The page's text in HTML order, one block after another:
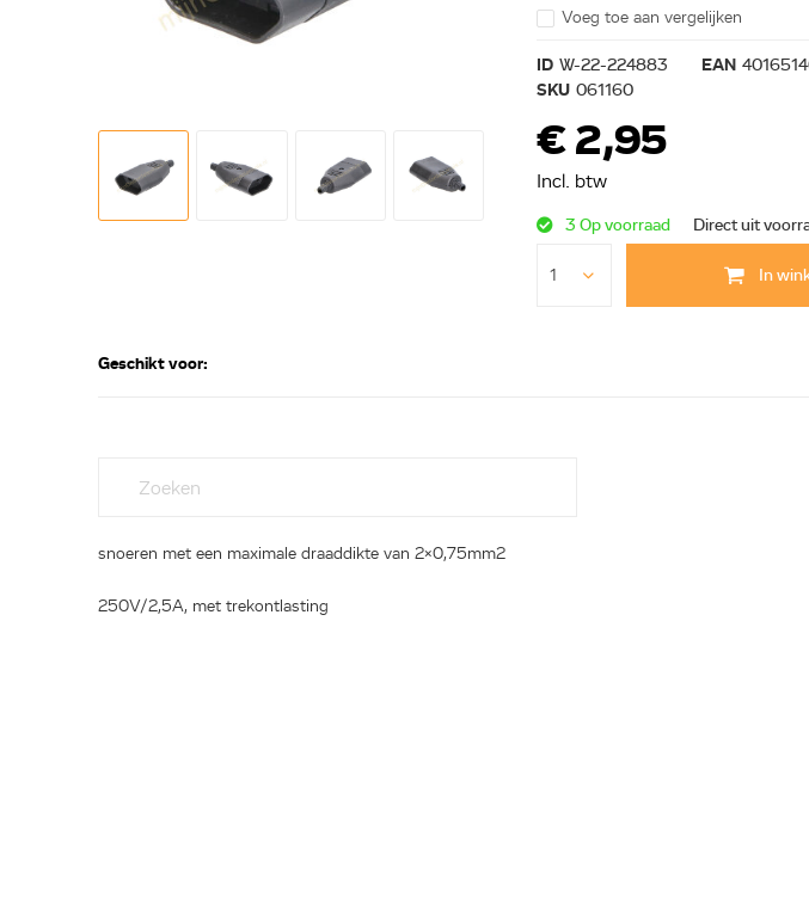
Voeg toe aan vergelijken
ID W-22-224883 EAN
SKU 061160
€ 2,95
Incl. btw
3 Op voorraad Direct uit
In
Geschikt voor:
snoeren met een maximale draaddikte van 2x0,75mm2
250V/2,5A, met trekontlasting